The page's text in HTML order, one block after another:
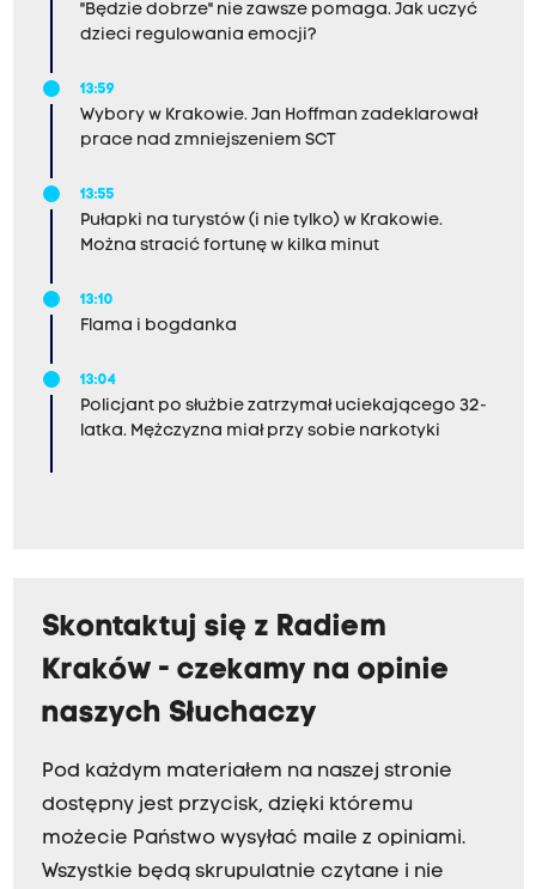
"Będzie dobrze" nie zawsze pomaga. Jak uczyć
dzieci regulowania emocji?
13:59
Wybory w Krakowie. Jan Hoffman zadeklarował
prace nad zmniejszeniem SCT
13:55
Pułapki na turystów (i nie tylko) w Krakowie.
Można stracić fortunę w kilka minut
13:10
Flama i bogdanka
13:04
Policjant po służbie zatrzymał uciekającego 32-
latka. Mężczyzna miał przy sobie narkotyki
Skontaktuj się z Radiem
Kraków - czekamy na opinie
naszych Słuchaczy
Pod każdym materiałem na naszej stronie
dostępny jest przycisk, dzięki któremu
możecie Państwo wysyłać maile z opiniami.
Wszystkie będą skrupulatnie czytane i nie